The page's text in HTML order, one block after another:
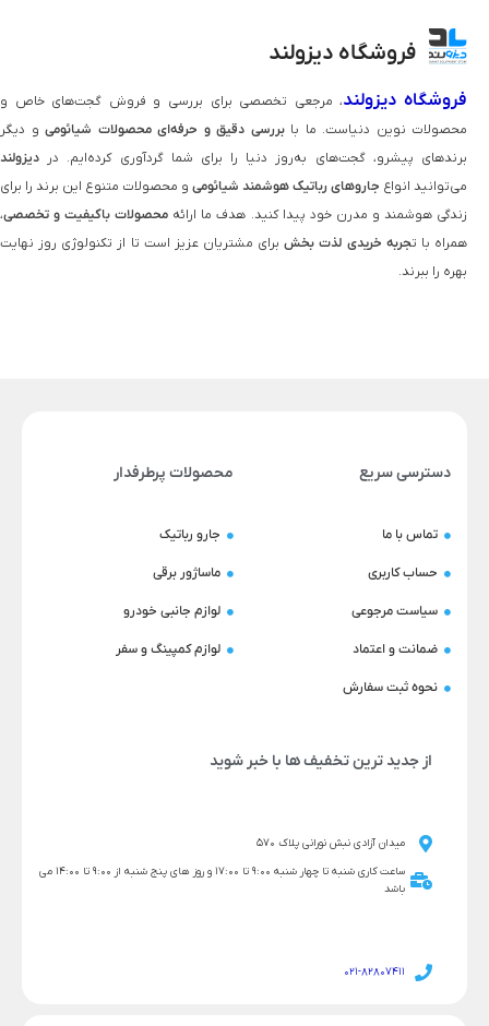
فروشگاه دیزولند
فروشگاه دیزولند، مرجعی تخصصی برای بررسی و فروش گجت‌های خاص و
محصولات نوین دنیاست. ما بابررسی دقیق و حرفه‌ای محصولات شیائومی و دیگر
برندهای پیشرو، گجت‌های به‌روز دنیا را برای شما گردآوری کرده‌ایم. در دیزولند
می‌توانید انواع جاروهای رباتیک هوشمند شیائومی و محصولات متنوع این برند را برای
زندگی هوشمند و مدرن خود پیدا کنید. هدف ما ارائه محصولات باکیفیت و تخصصی،
همراه با تجربه خریدی لذت‌ بخشبرای مشتریان عزیز است تا از تکنولوژی روز نهایت
بهره را ببرند.
دسترسی سریع
تماس با ما
حساب کاربری
سیاست مرجوعی
ضمانت و اعتماد
نحوه ثبت سفارش
محصولات پرطرفدار
جارو رباتیک
ماساژور برقی
لوازم جانبی خودرو
لوازم کمپینگ و سفر
از جدید ترین تخفیف ها با خبر شوید
میدان آزادی نبش نورانی پلاک 570
ساعت کاری شنبه تا چهار شنبه 9:00 تا 17:00 و روز های پنج شنبه از 9:00 تا 14:00 می
باشد
021-82807411